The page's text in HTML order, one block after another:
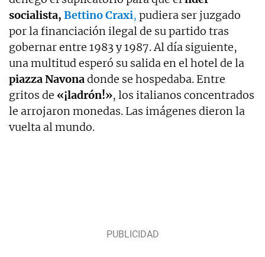
socialista, Bettino Craxi, pudiera ser juzgado
por la financiación ilegal de su partido tras
gobernar entre 1983 y 1987. Al día siguiente,
una multitud esperó su salida en el hotel de la
piazza Navonadonde se hospedaba. Entre
gritos de «¡ladrón!», los italianos concentrados
le arrojaron monedas. Las imágenes dieron la
vuelta al mundo.